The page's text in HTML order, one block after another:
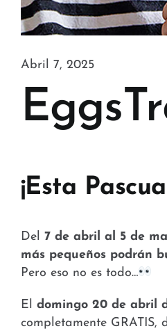
Abril 7, 2025
¡Esta
Del 7 de abril al 5 de
más pequeños podrán
Pero eso no es todo…
El domingo 20 de abril
completamente